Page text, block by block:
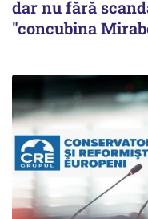
dar nu fără
"concubina